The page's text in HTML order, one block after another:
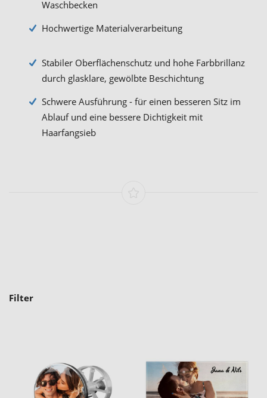
Waschbecken
Hochwertige Materialverarbeitung
Stabiler Oberflächenschutz und hohe Farbbrillanz
durch glasklare, gewölbte Beschichtung
Schwere Ausführung - für einen besseren Sitz im
Ablauf und eine bessere Dichtigkeit mit
Haarfangsieb
Filter